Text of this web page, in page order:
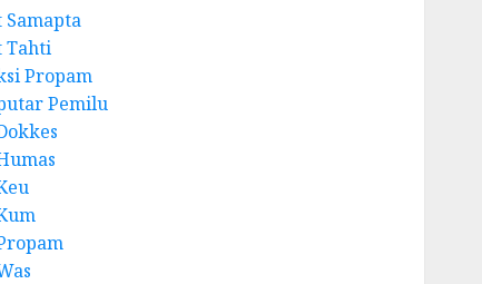
Samapta
Tahti
Propam
Pemilu